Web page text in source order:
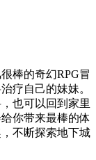
棒的奇幻RPG冒
疗自己的妹妹。
也可以回到家里
你带来最棒的体
不断探索地下城